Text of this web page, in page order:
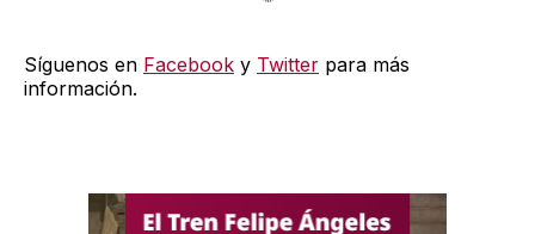
Síguenos en Facebook y Twitter para más
información.